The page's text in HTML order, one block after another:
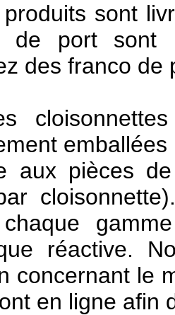
sont
de port sont
des franco de
aux pièces
réactive.
concernant le
en ligne afin